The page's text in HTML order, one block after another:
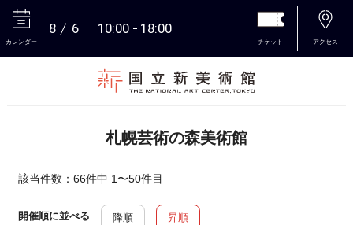
カレンダー
8 6 10:00 18:00
チケット アクセス
札幌芸術の森美術館
該当件数：66件中 1〜50件目
開催順に並べる 降順 昇順